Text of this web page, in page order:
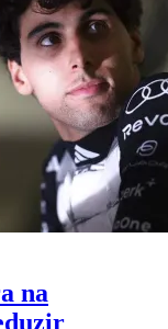
na